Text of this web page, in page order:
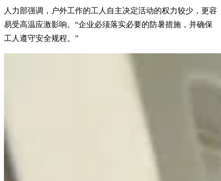
人力部强调，户外工作的工人自主决定活动的权力较少，更容
易受高温应激影响。“企业必须落实必要的防暑措施，并确保
工人遵守安全规程。”